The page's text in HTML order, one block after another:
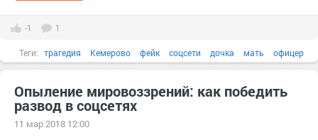
-1 1
Теги: трагедия Кемерово фейк соцсети дочка мать офицер
Опыление мировоззрений: как победить
развод в соцсетях
11 мар 2018 12:00